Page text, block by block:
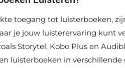
toegang tot luisterboeken,
je jouw luisterervaring kunt
Storytel, Kobo Plus en
luisterboeken in verschillende